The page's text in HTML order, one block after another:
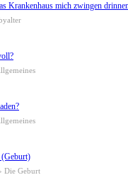
Krankenhaus mich zwingen
(Geburt)
Die Geburt